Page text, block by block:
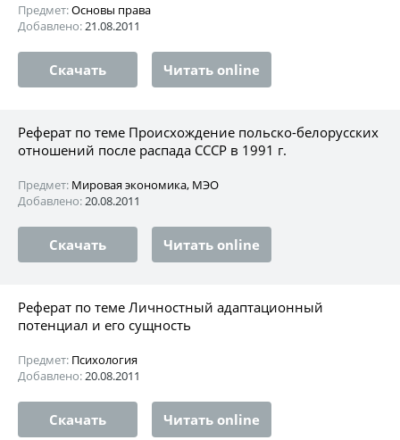
Предмет:Основы права
Добавлено:21.08.2011
Скачать Читать online
Реферат по теме Происхождение польско-белорусских
отношений после распада СССР в 1991 г.
Предмет: Мировая экономика, МЭО
Добавлено:20.08.2011
Скачать Читать online
Реферат по теме Личностный адаптационный
потенциал и его сущность
Предмет: Психология
Добавлено:20.08.2011
Скачать Читать online